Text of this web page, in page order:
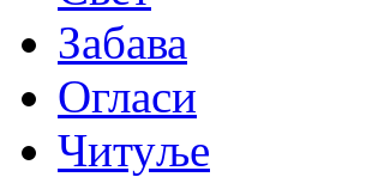
Забава
Огласи
Читуље